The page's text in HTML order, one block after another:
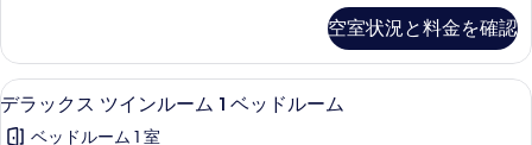
の
写
真
ー
ム
1
ベ
ア
ツ
イ
空室状況と料金を確認
デ
ラ
セーフティボックス (室内)、デスク
5
デラックス ツインルーム 1 ベッドルーム
ベッドルーム 1 室